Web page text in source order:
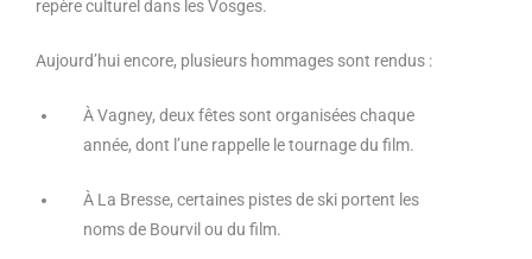
repère culturel dans les Vosges.
Aujourd’hui encore, plusieurs hommages sont rendus :
À Vagney, deux fêtes sont organisées chaque
année, dont l’une rappelle le tournage du film.
À La Bresse, certaines pistes de ski portent les
noms de Bourvil ou du film.